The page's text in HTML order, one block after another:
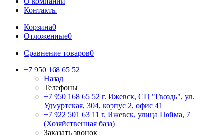
Контакты
Корзина0
Отложенные0
Сравнение товаров0
+7 950 168 65 52
Назад
Телефоны
+7 950 168 65 52 г. Ижевск, СЦ "Гвоздь", ул.
Удмуртская, 304, корпус 2, офис 41
+7 922 501 63 11 г. Ижевск, улица Пойма, 7
(Хозяйственная база)
Заказать звонок